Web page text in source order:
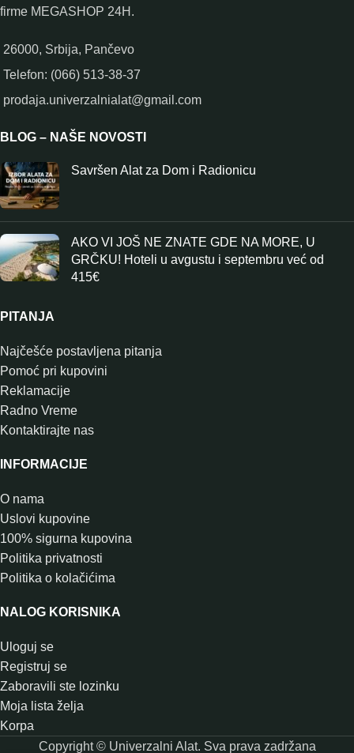
firme MEGASHOP 24H.
26000, Srbija, Pančevo
Telefon: (066) 513-38-37
prodaja.univerzalnialat@gmail.com
BLOG – NAŠE NOVOSTI
Savršen Alat za Dom i Radionicu
AKO VI JOŠ NE ZNATE GDE NA MORE, U
GRČKU! Hoteli u avgustu i septembru već od
415€
PITANJA
Najčešće postavljena pitanja
Pomoć pri kupovini
Reklamacije
Radno Vreme
Kontaktirajte nas
INFORMACIJE
O nama
Uslovi kupovine
100% sigurna kupovina
Politika privatnosti
Politika o kolačićima
NALOG KORISNIKA
Uloguj se
Registruj se
Zaboravili ste lozinku
Moja lista želja
Korpa
Copyright © Univerzalni Alat. Sva prava zadržana